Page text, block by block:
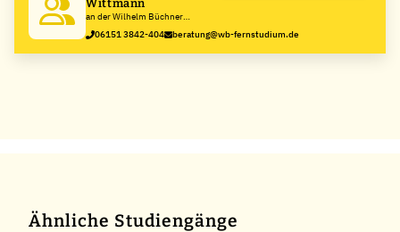
Wittmann
an der Wilhelm Büchner
Hochschule
06151 3842-404 beratung@wb-fernstudium.de
Ähnliche Studiengänge